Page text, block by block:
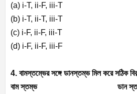
(a) i-T, ii-F, iii-T
(b) i-T, ii-T, iii-T
(c) i-F, ii-F, iii-T
(d) i-F, ii-F, iii-F
4. বামস্তম্ভের সঙ্গে ডানস্তম্ভ মিল করে সঠিক
বাম স্তম্ভ ডান